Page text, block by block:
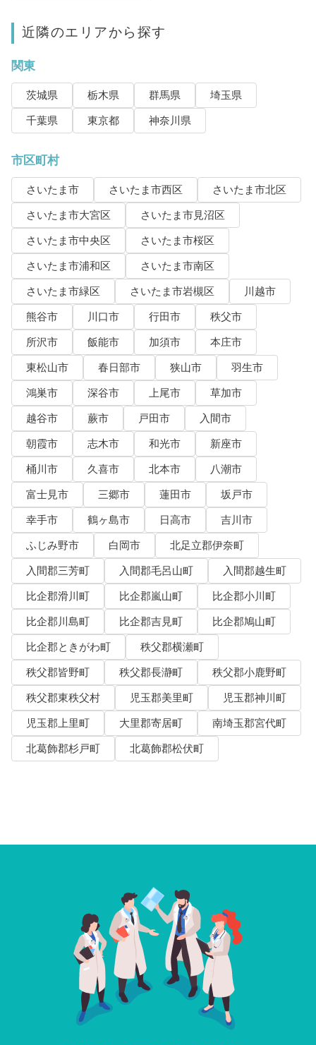
近隣のエリアから探す
関東
茨城県 栃木県 群馬県
埼玉県
千葉県
東京都 神奈川県
市区町村
さいたま市 さいたま市西区
さいたま市北区
さいたま市大宮区
さいたま市見沼区
さいたま市中央区
さいたま市桜区
さいたま市浦和区
さいたま市南区
さいたま市緑区
さいたま市岩槻区
川越市
熊谷市
川口市 行田市
秩父市
所沢市
飯能市 加須市
本庄市
東松山市
春日部市 狭山市
羽生市
鴻巣市
深谷市 上尾市
草加市
越谷市
蕨市 戸田市
入間市
朝霞市
志木市 和光市
新座市
桶川市
久喜市 北本市
八潮市
富士見市
三郷市 蓮田市
坂戸市
幸手市
鶴ヶ島市 日高市
吉川市
ふじみ野市
白岡市
北足立郡伊奈町
入間郡三芳町
入間郡毛呂山町
入間郡越生町
比企郡滑川町
比企郡嵐山町
比企郡小川町
比企郡川島町
比企郡吉見町
比企郡鳩山町
比企郡ときがわ町
秩父郡横瀬町
秩父郡皆野町
秩父郡長瀞町
秩父郡小鹿野町
秩父郡東秩父村
児玉郡美里町
児玉郡神川町
児玉郡上里町
大里郡寄居町
南埼玉郡宮代町
北葛飾郡杉戸町
北葛飾郡松伏町